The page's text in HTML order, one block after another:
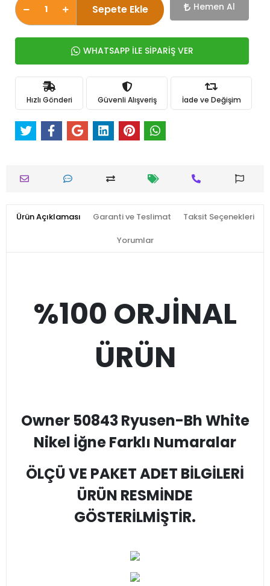
Sepete Ekle Hemen Al
WHATSAPP İLE SİPARİŞ VER
Hızlı Gönderi Güvenli Alışveriş İade ve Değişim
Ürün Açıklaması Garanti ve Teslimat Taksit Seçenekleri
Yorumlar
%100 ORJİNAL
ÜRÜN
Owner 50843 Ryusen-Bh White
Nikel İğne Farklı Numaralar
ÖLÇÜ VE PAKET ADET BİLGİLERİ
ÜRÜN RESMİNDE
GÖSTERİLMİŞTİR.